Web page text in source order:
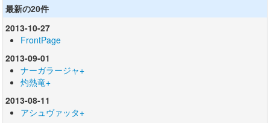
最新の20件
2013-10-27
FrontPage
2013-09-01
ナーガラージャ+
灼熱竜+
2013-08-11
アシュヴァッタ+